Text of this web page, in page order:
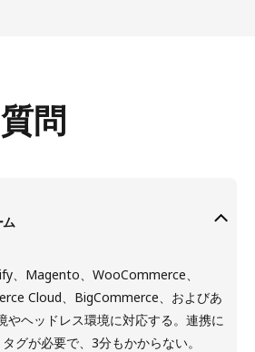
問
ム
、Magento、WooCommerce、
Cloud、BigCommerce、およびあ
やヘッドレス環境に対応する。連携に
グが必要で、3分もかからない。